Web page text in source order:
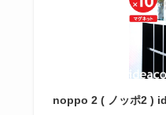
noppo 2 ( ノッポ2 )